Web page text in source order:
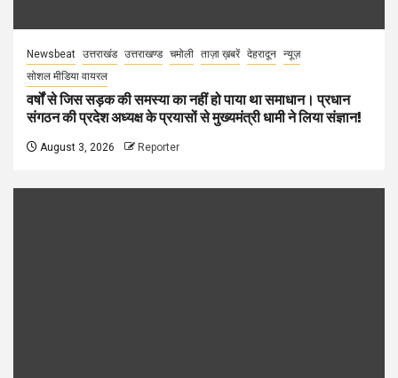
Newsbeat उत्तराखंड उत्तराखण्ड चमोली ताज़ा ख़बरें देहरादून न्यूज़
सोशल मीडिया वायरल
वर्षों से जिस सड़क की समस्या का नहीं हो पाया था समाधान। प्रधान
संगठन की प्रदेश अध्यक्ष के प्रयासों से मुख्यमंत्री धामी ने लिया संज्ञान!
August 3, 2026 Reporter